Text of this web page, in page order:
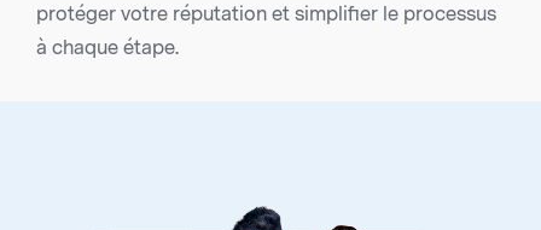
protéger votre réputation et simplifier le processus
à chaque étape.